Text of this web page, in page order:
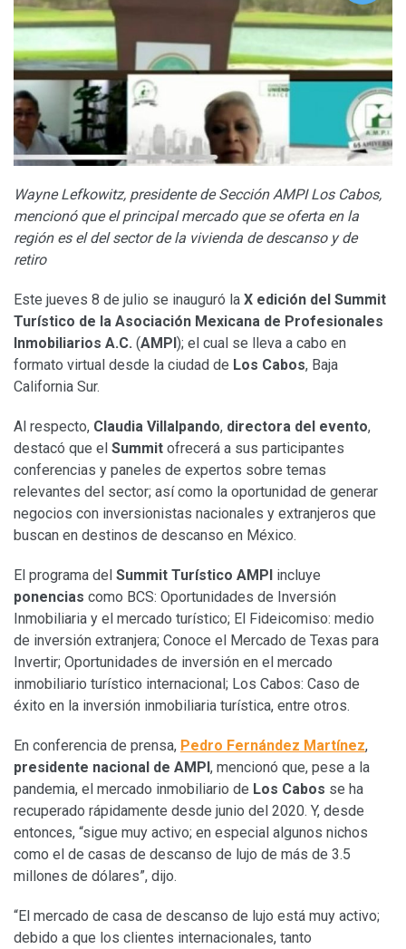
Wayne Lefkowitz, presidente de Sección AMPI Los Cabos,
mencionó que el principal mercado que se oferta en la
región es el del sector de la vivienda de descanso y de
retiro
Este jueves 8 de julio se inauguró la X edición del Summit
Turístico de la Asociación Mexicana de Profesionales
Inmobiliarios A.C. (AMPI); el cual se lleva a cabo en
formato virtual desde la ciudad de Los Cabos, Baja
California Sur.
Al respecto, Claudia Villalpando, directora del evento,
destacó que el Summit ofrecerá a sus participantes
conferencias y paneles de expertos sobre temas
relevantes del sector; así como la oportunidad de generar
negocios con inversionistas nacionales y extranjeros que
buscan en destinos de descanso en México.
El programa del Summit Turístico AMPI incluye
ponencias como BCS: Oportunidades de Inversión
Inmobiliaria y el mercado turístico; El Fideicomiso: medio
de inversión extranjera; Conoce el Mercado de Texas para
Invertir; Oportunidades de inversión en el mercado
inmobiliario turístico internacional; Los Cabos: Caso de
éxito en la inversión inmobiliaria turística, entre otros.
En conferencia de prensa, Pedro Fernández Martínez,
presidente nacional de AMPI, mencionó que, pese a la
pandemia, el mercado inmobiliario de Los Cabos se ha
recuperado rápidamente desde junio del 2020. Y, desde
entonces, “sigue muy activo; en especial algunos nichos
como el de casas de descanso de lujo de más de 3.5
millones de dólares”, dijo.
“El mercado de casa de descanso de lujo está muy activo;
debido a que los clientes internacionales, tanto